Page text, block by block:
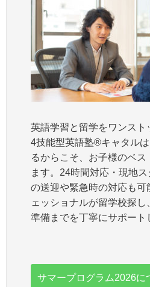
英語学習と留学をワンスト
4技能型英語塾®キャタル
るからこそ、お子様のベス
ます。24時間対応・現地
の送迎や緊急時の対応も可
ェッショナルが留学校探
準備までを丁寧にサポート
サマープログラム2026に